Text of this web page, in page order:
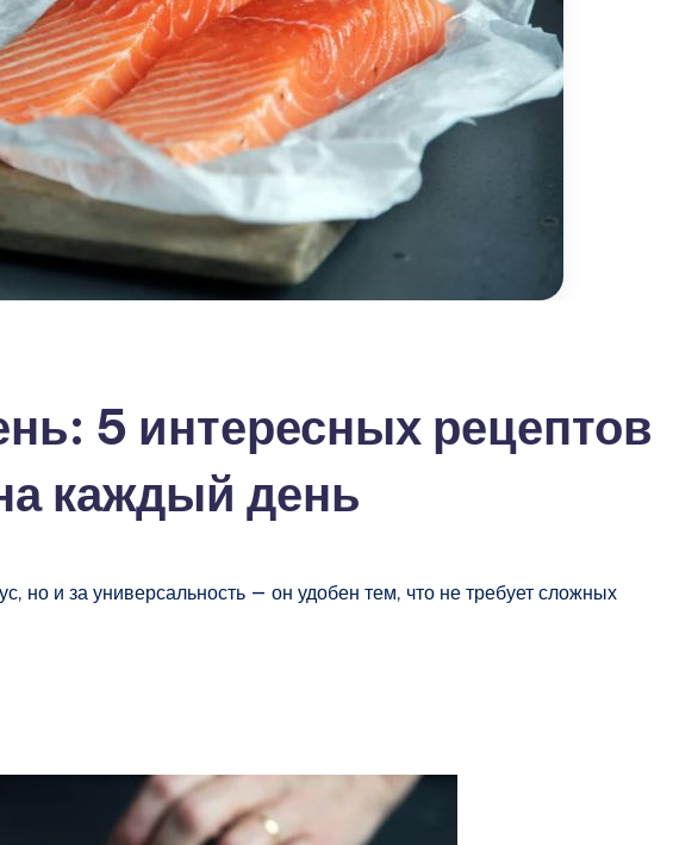
5 интересных рецептов
каждый день
но и за универсальность — он удобен тем, что не требует сложных